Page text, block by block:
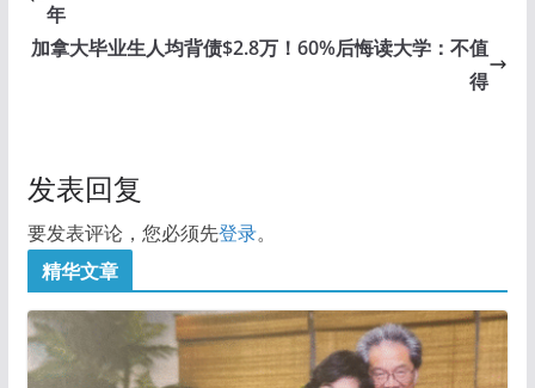
年
加拿大毕业生人均背债$2.8万！60%后悔读大学：不值
得
发表回复
要发表评论，您必须先登录。
精华文章